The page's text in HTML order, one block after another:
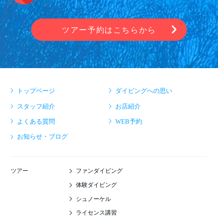
ツアー予約はこちらから
トップページ ダイビングへの思い
スタッフ紹介 お店紹介
よくある質問 WEB予約
お知らせ・ブログ
ツアー ファンダイビング
体験ダイビング
シュノーケル
ライセンス講習